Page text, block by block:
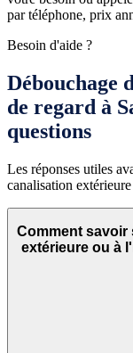
par téléphone, prix
Besoin d'aide ?
Débouchage
de regard à
questions
Les réponses utiles
canalisation
Comment savoir
extérieure ou à